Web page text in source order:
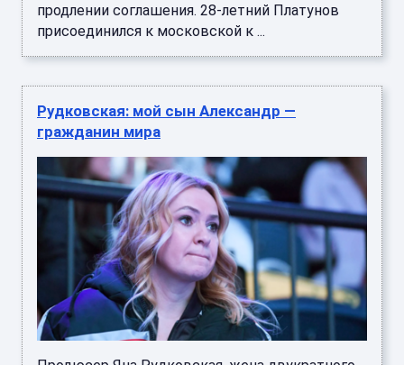
продлении соглашения. 28-летний Платунов
присоединился к московской к ...
Рудковская: мой сын Александр —
гражданин мира